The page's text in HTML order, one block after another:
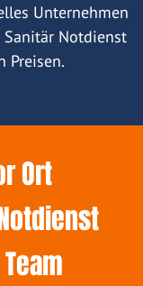
Unternehmen
Notdienst
Preisen.
Ort